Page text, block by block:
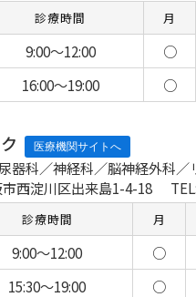
診療時間 月
9:00～12:00 ○
16:00～19:00 ○
器科／神経科／脳神経外科／
西淀川区出来島1-4-18
診療時間 月
9:00～12:00 ○
15:30～19:00 ○